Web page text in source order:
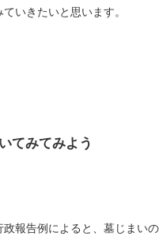
いきたいと思います。
てみてみよう
報告例によると、墓じまいの